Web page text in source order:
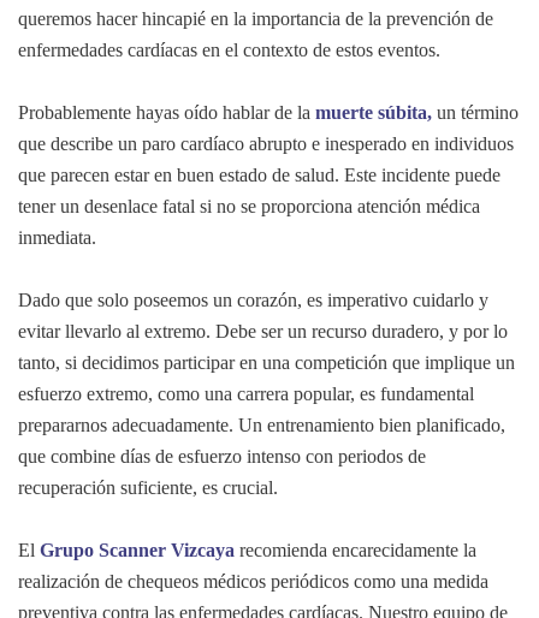
queremos hacer hincapié en la importancia de la prevención de
enfermedades cardíacas en el contexto de estos eventos.
Probablemente hayas oído hablar de la muerte súbita, un término
que describe un paro cardíaco abrupto e inesperado en individuos
que parecen estar en buen estado de salud. Este incidente puede
tener un desenlace fatal si no se proporciona atención médica
inmediata.
Dado que solo poseemos un corazón, es imperativo cuidarlo y
evitar llevarlo al extremo. Debe ser un recurso duradero, y por lo
tanto, si decidimos participar en una competición que implique un
esfuerzo extremo, como una carrera popular, es fundamental
prepararnos adecuadamente. Un entrenamiento bien planificado,
que combine días de esfuerzo intenso con periodos de
recuperación suficiente, es crucial.
El Grupo Scanner Vizcaya recomienda encarecidamente la
realización de chequeos médicos periódicos como una medida
preventiva contra las enfermedades cardíacas. Nuestro equipo de